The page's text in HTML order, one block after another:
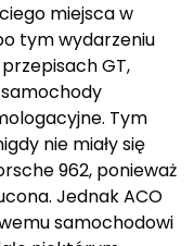
miejsca w
tym wydarzeniu
GT,
Tym
nie miały się
962, ponieważ
Jednak ACO
samochodowi